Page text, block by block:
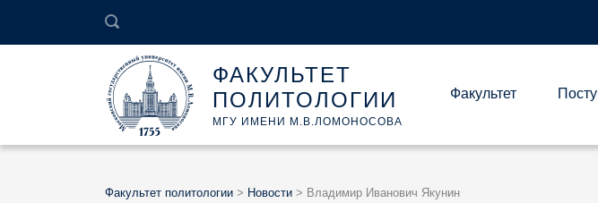
ФАКУЛЬТЕТ
ПОЛИТОЛОГИИ
МГУ ИМЕНИ М.В.ЛОМОНОСОВА
Факультет
Факультет политологии > Новости > Владимир Иванович Якунин